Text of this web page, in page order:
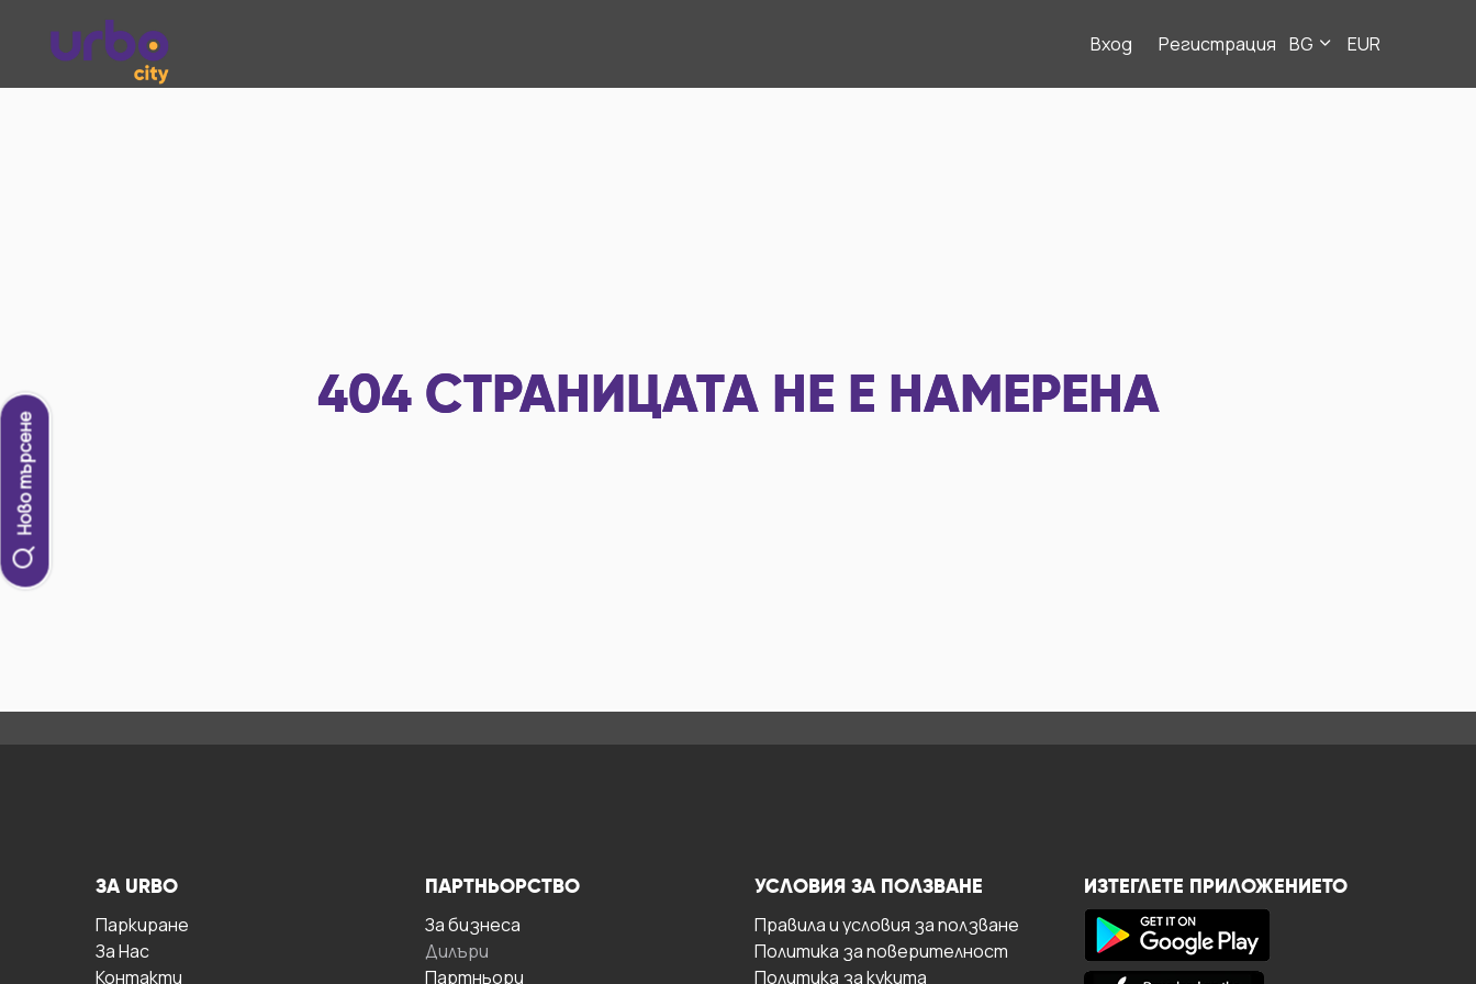
Вход Регистрация BG EUR
Ново търсене
404 СТРАНИЦАТА НЕ Е НАМЕРЕНА
ЗА URBO
Паркиране
За Hас
Контакти
ПАРТНЬОРСТВО
За бизнесa
Дилъри
Партньори
УСЛОВИЯ ЗА ПОЛЗВАНЕ
Правила и условия за ползване
Политика за поверителност
Политика за кукита
ИЗТЕГЛЕТЕ ПРИЛОЖЕНИЕТО